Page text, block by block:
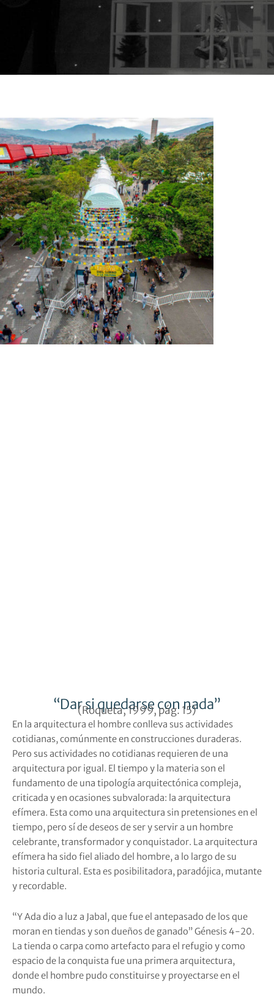
“Dar si quedarse con nada”
(Roqueta, 1999, pág. 15)
En la arquitectura el hombre conlleva sus actividades
cotidianas, comúnmente en construcciones duraderas.
Pero sus actividades no cotidianas requieren de una
arquitectura por igual. El tiempo y la materia son el
fundamento de una tipología arquitectónica compleja,
criticada y en ocasiones subvalorada: la arquitectura
efímera. Esta como una arquitectura sin pretensiones en el
tiempo, pero sí de deseos de ser y servir a un hombre
celebrante, transformador y conquistador. La arquitectura
efímera ha sido fiel aliado del hombre, a lo largo de su
historia cultural. Esta es posibilitadora, paradójica, mutante
y recordable.
“Y Ada dio a luz a Jabal, que fue el antepasado de los que
moran en tiendas y son dueños de ganado” Génesis 4-20.
La tienda o carpa como artefacto para el refugio y como
espacio de la conquista fue una primera arquitectura,
donde el hombre pudo constituirse y proyectarse en el
mundo.